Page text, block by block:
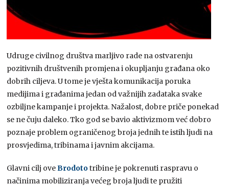
Udruge civilnog društva marljivo rade na ostvarenju
pozitivnih društvenih promjena i okupljanju građana oko
dobrih ciljeva. U tome je vješta komunikacija poruka
medijima i građanima jedan od važnijih zadataka svake
ozbiljne kampanje i projekta. Nažalost, dobre priče ponekad
se ne čuju daleko. Tko god se bavio aktivizmom već dobro
poznaje problem ograničenog broja jednih te istih ljudi na
prosvjedima, tribinama i javnim akcijama.
Glavni cilj oveBrodototribine je pokrenuti raspravu o
načinima mobiliziranja većeg broja ljudi te pružiti